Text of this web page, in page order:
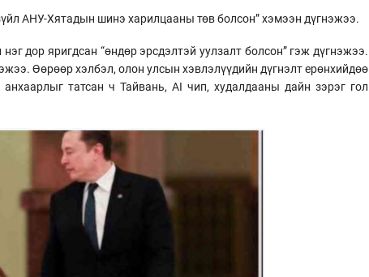
АНУ-Хятадын шинэ харилцааны төв болсон” хэмээн дүгнэжээ.
дор яригдсан “өндөр эрсдэлтэй уулзалт болсон” гэж дүгнэжээ.
Өөрөөр хэлбэл, олон улсын хэвлэлүүдийн дүгнэлт ерөнхийдөө
татсан ч Тайвань, AI чип, худалдааны дайн зэрэг гол